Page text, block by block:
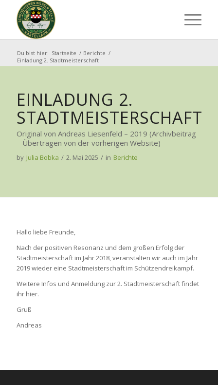
Du bist hier: Startseite / Berichte /
Einladung 2. Stadtmeisterschaft
EINLADUNG 2.
STADTMEISTERSCHAFT
Original von Andreas Liesenfeld – 2019 (Archivbeitrag
– Übertragen von der vorherigen Website)
by Julia Bobka / 2. Mai 2025 / in Berichte
Hallo liebe Freunde,
Nach der positiven Resonanz und dem großen Erfolg der
Stadtmeisterschaft im Jahr 2018, veranstalten wir auch im Jahr
2019 wieder eine Stadtmeisterschaft im Schützendreikampf.
Weitere Infos und Anmeldung zur 2. Stadtmeisterschaft findet
ihr hier.
Gruß
Andreas